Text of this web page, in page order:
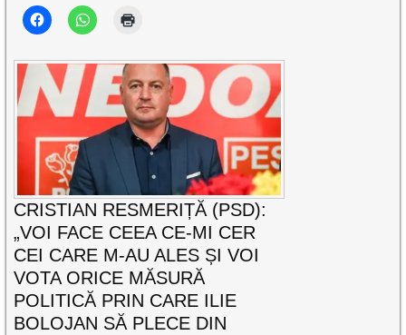
CRISTIAN RESMERIȚĂ (PSD):
„VOI FACE CEEA CE-MI CER
CEI CARE M-AU ALES ȘI VOI
VOTA ORICE MĂSURĂ
POLITICĂ PRIN CARE ILIE
BOLOJAN SĂ PLECE DIN